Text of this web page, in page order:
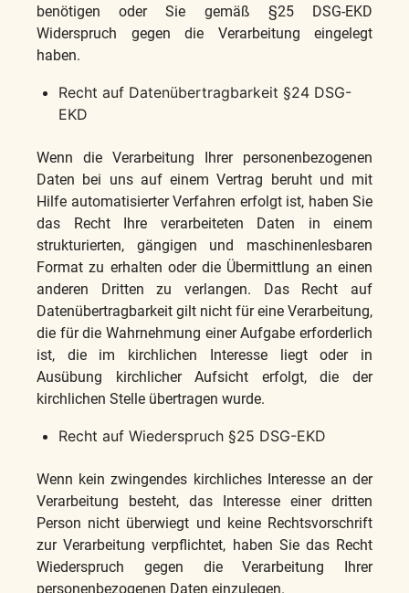
benötigen oder Sie gemäß §25 DSG-EKD
Widerspruch gegen die Verarbeitung eingelegt
haben.
Recht auf Datenübertragbarkeit §24 DSG-
EKD
Wenn die Verarbeitung Ihrer personenbezogenen
Daten bei uns auf einem Vertrag beruht und mit
Hilfe automatisierter Verfahren erfolgt ist, haben Sie
das Recht Ihre verarbeiteten Daten in einem
strukturierten, gängigen und maschinenlesbaren
Format zu erhalten oder die Übermittlung an einen
anderen Dritten zu verlangen. Das Recht auf
Datenübertragbarkeit gilt nicht für eine Verarbeitung,
die für die Wahrnehmung einer Aufgabe erforderlich
ist, die im kirchlichen Interesse liegt oder in
Ausübung kirchlicher Aufsicht erfolgt, die der
kirchlichen Stelle übertragen wurde.
Recht auf Wiederspruch §25 DSG-EKD
Wenn kein zwingendes kirchliches Interesse an der
Verarbeitung besteht, das Interesse einer dritten
Person nicht überwiegt und keine Rechtsvorschrift
zur Verarbeitung verpflichtet, haben Sie das Recht
Wiederspruch gegen die Verarbeitung Ihrer
personenbezogenen Daten einzulegen.